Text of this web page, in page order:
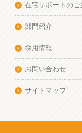
在宅サポートのご
部門紹介
採用情報
お問い合わせ
サイトマップ